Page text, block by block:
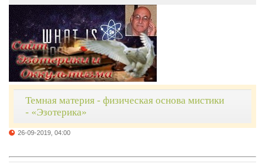
Темная материя - физическая основа мистики
- «Эзотерика»
26-09-2019, 04:00